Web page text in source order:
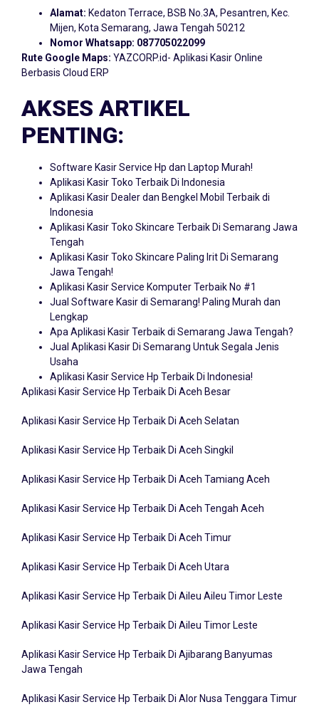
Alamat: Kedaton Terrace, BSB No.3A, Pesantren, Kec.
Mijen, Kota Semarang, Jawa Tengah 50212
Nomor Whatsapp: 087705022099
Rute Google Maps: YAZCORP.id- Aplikasi Kasir Online
Berbasis Cloud ERP
AKSES ARTIKEL
PENTING:
Software Kasir Service Hp dan Laptop Murah!
Aplikasi Kasir Toko Terbaik Di Indonesia
Aplikasi Kasir Dealer dan Bengkel Mobil Terbaik di
Indonesia
Aplikasi Kasir Toko Skincare Terbaik Di Semarang Jawa
Tengah
Aplikasi Kasir Toko Skincare Paling Irit Di Semarang
Jawa Tengah!
Aplikasi Kasir Service Komputer Terbaik No #1
Jual Software Kasir di Semarang! Paling Murah dan
Lengkap
Apa Aplikasi Kasir Terbaik di Semarang Jawa Tengah?
Jual Aplikasi Kasir Di Semarang Untuk Segala Jenis
Usaha
Aplikasi Kasir Service Hp Terbaik Di Indonesia!
Aplikasi Kasir Service Hp Terbaik Di Aceh Besar
Aplikasi Kasir Service Hp Terbaik Di Aceh Selatan
Aplikasi Kasir Service Hp Terbaik Di Aceh Singkil
Aplikasi Kasir Service Hp Terbaik Di Aceh Tamiang Aceh
Aplikasi Kasir Service Hp Terbaik Di Aceh Tengah Aceh
Aplikasi Kasir Service Hp Terbaik Di Aceh Timur
Aplikasi Kasir Service Hp Terbaik Di Aceh Utara
Aplikasi Kasir Service Hp Terbaik Di Aileu Aileu Timor Leste
Aplikasi Kasir Service Hp Terbaik Di Aileu Timor Leste
Aplikasi Kasir Service Hp Terbaik Di Ajibarang Banyumas
Jawa Tengah
Aplikasi Kasir Service Hp Terbaik Di Alor Nusa Tenggara Timur